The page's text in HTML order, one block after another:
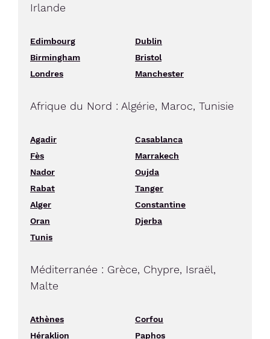
Irlande
Edimbourg
Dublin
Birmingham
Bristol
Londres
Manchester
Afrique du Nord : Algérie, Maroc, Tunisie
Agadir
Casablanca
Fès
Marrakech
Nador
Oujda
Rabat
Tanger
Alger
Constantine
Oran
Djerba
Tunis
Méditerranée : Grèce, Chypre, Israël,
Malte
Athènes
Corfou
Héraklion
Paphos